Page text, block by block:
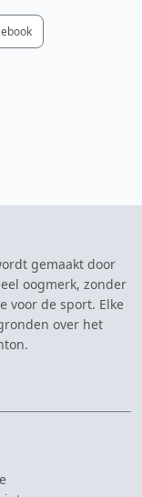
gemaakt door
oogmerk, zonder
voor de sport. Elke
over het